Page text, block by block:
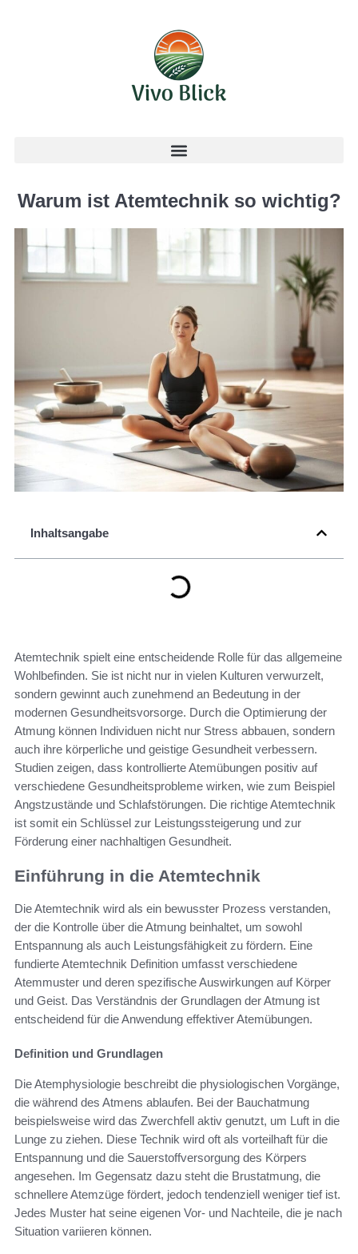
Warum ist Atemtechnik so wichtig?
Inhaltsangabe
Atemtechnik spielt eine entscheidende Rolle für das allgemeine
Wohlbefinden. Sie ist nicht nur in vielen Kulturen verwurzelt,
sondern gewinnt auch zunehmend an Bedeutung in der
modernen Gesundheitsvorsorge. Durch die Optimierung der
Atmung können Individuen nicht nur Stress abbauen, sondern
auch ihre körperliche und geistige Gesundheit verbessern.
Studien zeigen, dass kontrollierte Atemübungen positiv auf
verschiedene Gesundheitsprobleme wirken, wie zum Beispiel
Angstzustände und Schlafstörungen. Die richtige Atemtechnik
ist somit ein Schlüssel zur Leistungssteigerung und zur
Förderung einer nachhaltigen Gesundheit.
Einführung in die Atemtechnik
Die Atemtechnik wird als ein bewusster Prozess verstanden,
der die Kontrolle über die Atmung beinhaltet, um sowohl
Entspannung als auch Leistungsfähigkeit zu fördern. Eine
fundierte Atemtechnik Definition umfasst verschiedene
Atemmuster und deren spezifische Auswirkungen auf Körper
und Geist. Das Verständnis der Grundlagen der Atmung ist
entscheidend für die Anwendung effektiver Atemübungen.
Definition und Grundlagen
Die Atemphysiologie beschreibt die physiologischen Vorgänge,
die während des Atmens ablaufen. Bei der Bauchatmung
beispielsweise wird das Zwerchfell aktiv genutzt, um Luft in die
Lunge zu ziehen. Diese Technik wird oft als vorteilhaft für die
Entspannung und die Sauerstoffversorgung des Körpers
angesehen. Im Gegensatz dazu steht die Brustatmung, die
schnellere Atemzüge fördert, jedoch tendenziell weniger tief ist.
Jedes Muster hat seine eigenen Vor- und Nachteile, die je nach
Situation variieren können.